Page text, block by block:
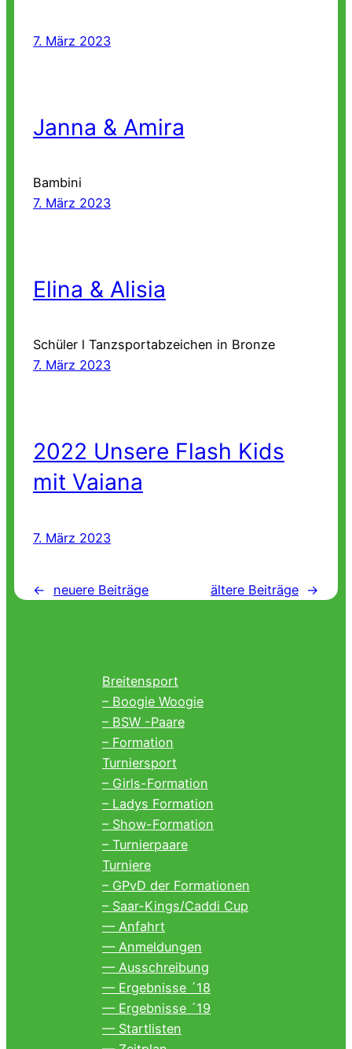
7. März 2023
Janna & Amira
Bambini
7. März 2023
Elina & Alisia
Schüler l Tanzsportabzeichen in Bronze
7. März 2023
2022 Unsere Flash Kids
mit Vaiana
7. März 2023
← neuere Beiträge ältere Beiträge →
Breitensport
– Boogie Woogie
– BSW -Paare
– Formation
Turniersport
– Girls-Formation
– Ladys Formation
– Show-Formation
– Turnierpaare
Turniere
– GPvD der Formationen
– Saar-Kings/Caddi Cup
— Anfahrt
— Anmeldungen
— Ausschreibung
— Ergebnisse ´18
— Ergebnisse ´19
— Startlisten